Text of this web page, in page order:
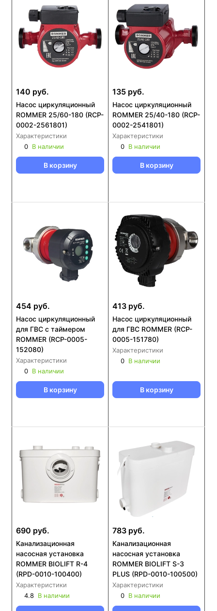
140 руб.
Насос циркуляционный
ROMMER 25/60-180 (RCP-
0002-2561801)
Характеристики
0 В наличии
В корзину
135 руб.
Насос циркуляционный
ROMMER 25/40-180 (RCP-
0002-2541801)
Характеристики
0 В наличии
В корзину
454 руб.
Насос циркуляционный
для ГВС с таймером
ROMMER (RCP-0005-
152080)
Характеристики
0 В наличии
В корзину
413 руб.
Насос циркуляционный
для ГВС ROMMER (RCP-
0005-151780)
Характеристики
0 В наличии
В корзину
690 руб.
Канализационная
насосная установка
ROMMER BIOLIFT R-4
(RPD-0010-100400)
Характеристики
4.8 В наличии
783 руб.
Канализационная
насосная установка
ROMMER BIOLIFT S-3
PLUS (RPD-0010-100500)
Характеристики
0 В наличии